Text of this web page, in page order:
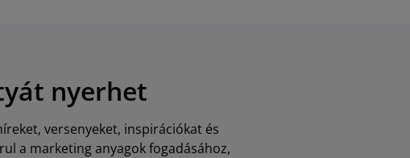
nyerhet
versenyeket, inspirációkat és
a marketing anyagok fogadásához,